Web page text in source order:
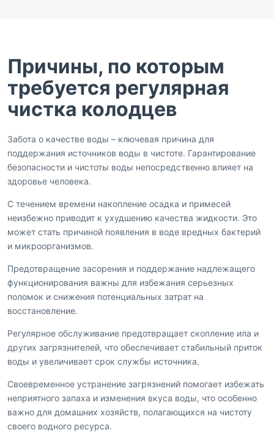
Причины, по которым
требуется регулярная
чистка колодцев
Забота о качестве воды – ключевая причина для
поддержания источников воды в чистоте. Гарантирование
безопасности и чистоты воды непосредственно влияет на
здоровье человека.
С течением времени накопление осадка и примесей
неизбежно приводит к ухудшению качества жидкости. Это
может стать причиной появления в воде вредных бактерий
и микроорганизмов.
Предотвращение засорения и поддержание надлежащего
функционирования важны для избежания серьезных
поломок и снижения потенциальных затрат на
восстановление.
Регулярное обслуживание предотвращает скопление ила и
других загрязнителей, что обеспечивает стабильный приток
воды и увеличивает срок службы источника.
Своевременное устранение загрязнений помогает избежать
неприятного запаха и изменения вкуса воды, что особенно
важно для домашних хозяйств, полагающихся на чистоту
своего водного ресурса.